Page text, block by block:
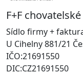
F+F
Sídlo firmy +
U Cihelny 881/21
IČO:21691550
DIC:CZ21691550